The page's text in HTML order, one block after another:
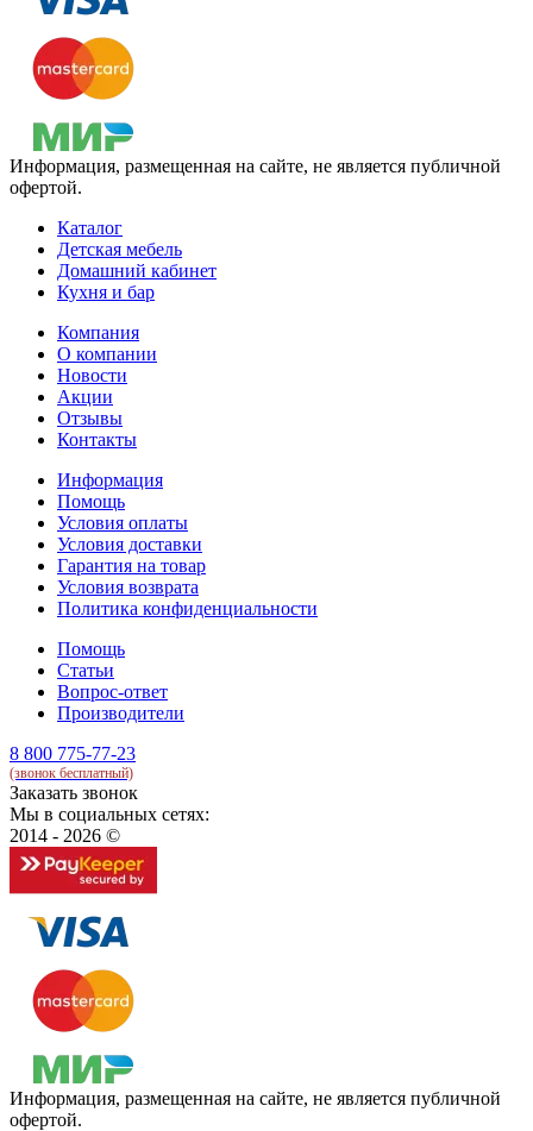
Информация, размещенная на сайте, не является публичной
офертой.
Каталог
Детская мебель
Домашний кабинет
Кухня и бар
Компания
О компании
Новости
Акции
Отзывы
Контакты
Информация
Помощь
Условия оплаты
Условия доставки
Гарантия на товар
Условия возврата
Политика конфиденциальности
Помощь
Статьи
Вопрос-ответ
Производители
8 800 775-77-23
(звонок бесплатный)
Заказать звонок
Мы в социальных сетях:
2014 - 2026 ©
Информация, размещенная на сайте, не является публичной
офертой.